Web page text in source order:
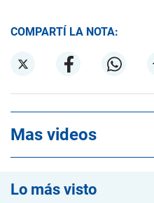
COMPARTÍ LA NOTA:
Mas videos
Lo más visto